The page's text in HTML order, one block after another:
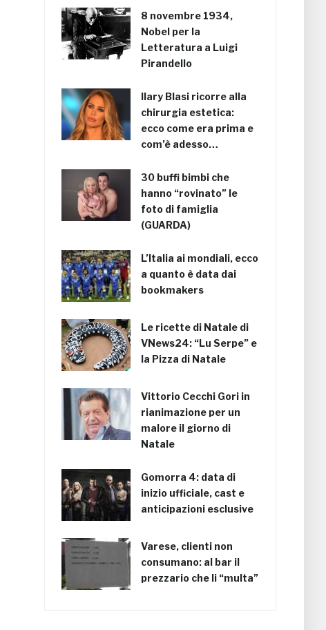
8 novembre 1934,
Nobel per la
Letteratura a Luigi
Pirandello
Ilary Blasi ricorre alla
chirurgia estetica:
ecco come era prima e
com’è adesso…
30 buffi bimbi che
hanno “rovinato” le
foto di famiglia
(GUARDA)
L’Italia ai mondiali, ecco
a quanto è data dai
bookmakers
Le ricette di Natale di
VNews24: “Lu Serpe” e
la Pizza di Natale
Vittorio Cecchi Gori in
rianimazione per un
malore il giorno di
Natale
Gomorra 4: data di
inizio ufficiale, cast e
anticipazioni esclusive
Varese, clienti non
consumano: al bar il
prezzario che li “multa”